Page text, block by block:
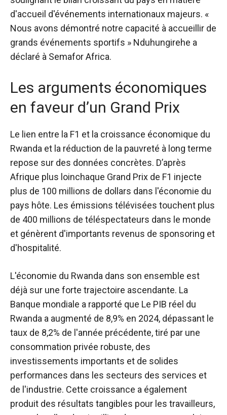
d'accueil d'événements internationaux majeurs. «
Nous avons démontré notre capacité à accueillir de
grands événements sportifs » Nduhungirehe a
déclaré à Semafor Africa.
Les arguments économiques
en faveur d’un Grand Prix
Le lien entre la F1 et la croissance économique du
Rwanda et la réduction de la pauvreté à long terme
repose sur des données concrètes. D’après
Afrique plus loinchaque Grand Prix de F1 injecte
plus de 100 millions de dollars dans l'économie du
pays hôte. Les émissions télévisées touchent plus
de 400 millions de téléspectateurs dans le monde
et génèrent d'importants revenus de sponsoring et
d'hospitalité.
L'économie du Rwanda dans son ensemble est
déjà sur une forte trajectoire ascendante. La
Banque mondiale a rapporté que Le PIB réel du
Rwanda a augmenté de 8,9% en 2024, dépassant le
taux de 8,2% de l'année précédente, tiré par une
consommation privée robuste, des
investissements importants et de solides
performances dans les secteurs des services et
de l'industrie. Cette croissance a également
produit des résultats tangibles pour les travailleurs,